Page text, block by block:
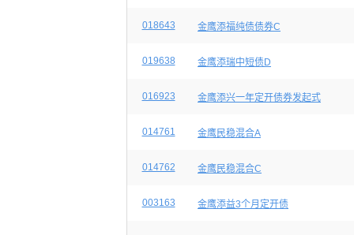
018643 金鹰添福纯债债券C
019638 金鹰添瑞中短债D
016923 金鹰添兴一年定开债券发起式
014761 金鹰民稳混合A
014762 金鹰民稳混合C
003163 金鹰添益3个月定开债